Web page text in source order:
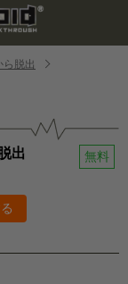
Mute
ら脱出
出 無料